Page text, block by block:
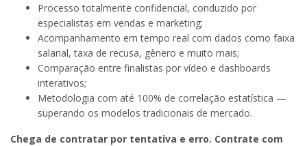
Processo totalmente confidencial, conduzido por
especialistas em vendas e marketing;
Acompanhamento em tempo real com dados como faixa
salarial, taxa de recusa, gênero e muito mais;
Comparação entre finalistas por vídeo e dashboards
interativos;
Metodologia com até 100% de correlação estatística —
superando os modelos tradicionais de mercado.
Chega de contratar por tentativa e erro. Contrate com